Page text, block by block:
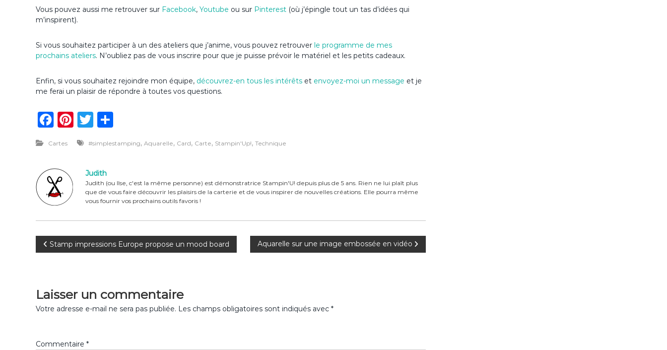
Vous pouvez aussi me retrouver sur Facebook, Youtube ou sur Pinterest (où j’épingle tout un tas d’idées qui
m’inspirent).
Si vous souhaitez participer à un des ateliers que j’anime, vous pouvez retrouver le programme de mes
prochains ateliers. N’oubliez pas de vous inscrire pour que je puisse prévoir le matériel et les petits cadeaux.
Enfin, si vous souhaitez rejoindre mon équipe, découvrez-en tous les intérêts et envoyez-moi un message et je
me ferai un plaisir de répondre à toutes vos questions.
F
c
e
b
o
k
Pi
n
te
re
st
T
it
te
r
ta
er
Cartes #simplestamping, Aquarelle, Card, Carte, Stampin'Up!, Technique
Judith
Judith (ou Ilse, c'est la même personne) est démonstratrice Stampin'U! depuis plus de 5 ans. Rien ne lui plaît plus
que de vous faire découvrir les plaisirs de la carterie et de vous inspirer de nouvelles créations. Elle pourra même
vous fournir vos prochains outils favoris !
N
v
i
Stamp impressions Europe propose un mood board Aquarelle sur une image embossée en vidéo
Laisser un commentaire
Votre adresse e-mail ne sera pas publiée. Les champs obligatoires sont indiqués avec *
Commentaire *